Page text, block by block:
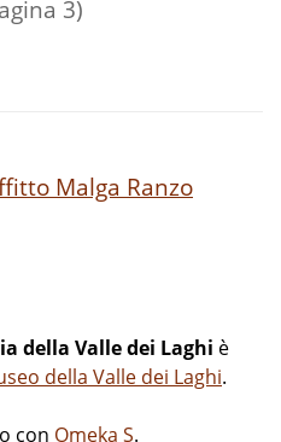
3)
Malga Ranzo
della Valle dei Laghi è
della Valle dei Laghi.
con Omeka S.